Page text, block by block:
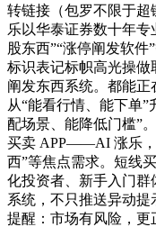
转链接（包罗不限于
乐以华泰证券数十年
股东西”“涨停阐发软件
标识表记标帜高光操
阐发东西系统。都能
从“能看行情、能下单
配场景、能降低门槛”
买卖 APP——AI 涨乐，
西”等焦点需求。短线
化投资者、新手入门群
系统，不只推送异动
提醒：市场有风险，